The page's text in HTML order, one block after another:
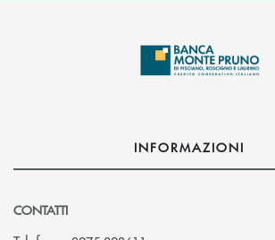
INFORMAZIONI
CONTATTI